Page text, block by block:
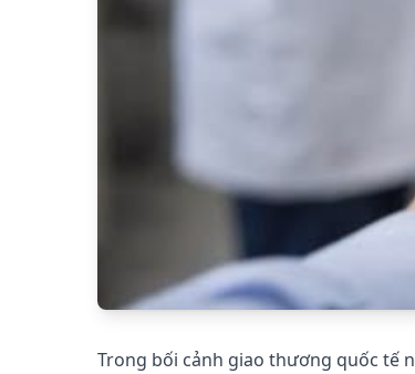
Trong bối cảnh giao thương quốc tế